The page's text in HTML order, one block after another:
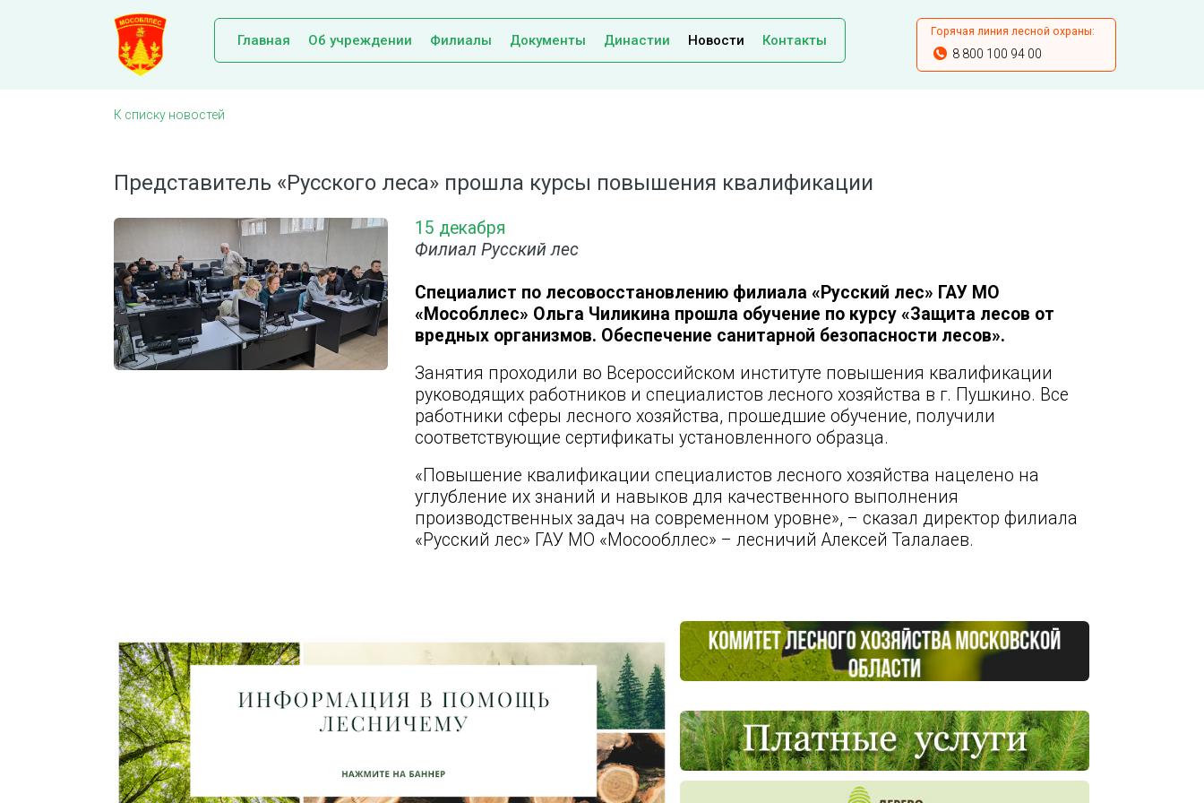
Главная Об учреждении Филиалы Документы Династии Новости Контакты
Горячая линия лесной охраны:
8 800 100 94 00
К списку новостей
Представитель «Русского леса» прошла курсы повышения квалификации
15 декабря
Филиал Русский лес
Специалист по лесовосстановлению филиала «Русский лес» ГАУ МО
«Мособллес» Ольга Чиликина прошла обучение по курсу «Защита лесов от
вредных организмов. Обеспечение санитарной безопасности лесов».
Занятия проходили во Всероссийском институте повышения квалификации
руководящих работников и специалистов лесного хозяйства в г. Пушкино. Все
работники сферы лесного хозяйства, прошедшие обучение, получили
соответствующие сертификаты установленного образца.
«Повышение квалификации специалистов лесного хозяйства нацелено на
углубление их знаний и навыков для качественного выполнения
производственных задач на современном уровне», – сказал директор филиала
«Русский лес» ГАУ МО «Мосообллес» – лесничий Алексей Талалаев.